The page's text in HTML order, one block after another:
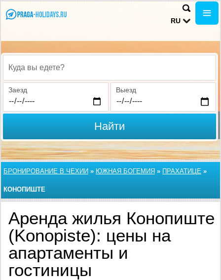
RU
Куда вы едете?
Заезд Выезд
Найти
БРОНИРОВАНИЕ В ЧЕХИИ » ЮЖНАЯ БОГЕМИЯ » ПРАХАТИЦЕ »
КОНОПИШТЕ
Аренда жилья Конопиште
(Konopiste): цены на
апартаменты и
гостиницы